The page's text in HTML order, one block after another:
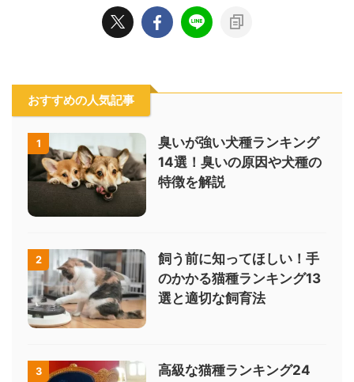
おすすめの人気記事
1
臭いが強い犬種ランキング
14選！臭いの原因や犬種の
特徴を解説
2
飼う前に知ってほしい！手
のかかる猫種ランキング13
選と適切な飼育法
3
高級な猫種ランキング24